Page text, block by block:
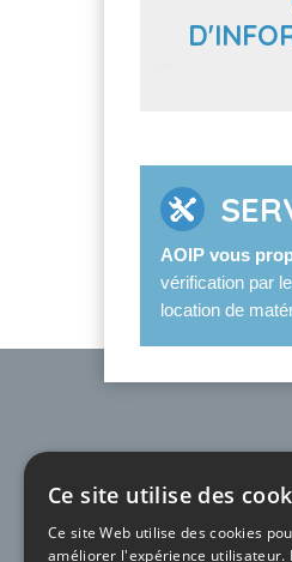
AOIP vous
vérification par
location de
COFRAC
Ce site utilise des
Ce site Web utilise des cookies
améliorer l'expérience utilisateur.